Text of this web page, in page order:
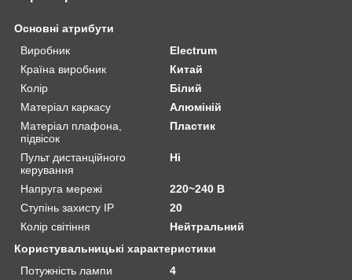
Основні атрибути
Виробник
Electrum
Країна виробник
Китай
Колір
Білий
Матеріал каркасу
Алюміній
Матеріал плафона,
підвісок
Пластик
Пульт дистанційного
керування
Ні
Напруга мережі
220~240 В
Ступінь захисту IP
20
Колір світіння
Нейтральний
Користувальницькі характеристики
Потужність лампи
4